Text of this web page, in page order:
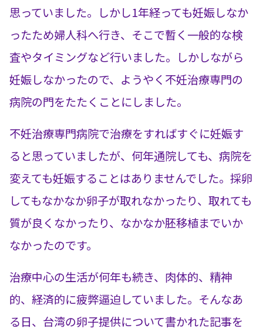
思っていました。しかし1年経っても妊娠しなか
ったため婦人科へ行き、そこで暫く一般的な検
査やタイミングなど行いました。しかしながら
妊娠しなかったので、ようやく不妊治療専門の
病院の門をたたくことにしました。
不妊治療専門病院で治療をすればすぐに妊娠す
ると思っていましたが、何年通院しても、病院を
変えても妊娠することはありませんでした。採卵
してもなかなか卵子が取れなかったり、取れても
質が良くなかったり、なかなか胚移植までいか
なかったのです。
治療中心の生活が何年も続き、肉体的、精神
的、経済的に疲弊逼迫していました。そんなあ
る日、台湾の卵子提供について書かれた記事を